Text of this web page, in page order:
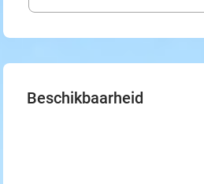
Beschikbaarheid